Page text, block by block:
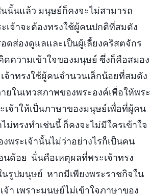
นั้นแล้ว มนุษย์ก็คงจะไม่สามารถ
เจ้าจะต้องทรงใช้ผู้คนปกติที่สมดัง
ส่องดูแลและเป็นผู้เลี้ยงคริสตจักร
ความเข้าใจของมนุษย์ ซึ่งก็คือสมอง
จ้าทรงใช้ผู้คนจำนวนเล็กน้อยที่สมดัง
ในเทวสภาพของพระองค์เพื่อให้พระ
เจ้าให้เป็นภาษาของมนุษย์เพื่อที่ผู้คน
ม่ทรงทำเช่นนี้ ก็คงจะไม่มีใครเข้าใจ
พระเจ้านั้นไม่ว่าอย่างไรก็เป็นคน
ด้อย นั่นคือเหตุผลที่พระเจ้าทรง
นรูปมนุษย์ หากมีเพียงพระราชกิจใน
า เพราะมนุษย์ไม่เข้าใจภาษาของ